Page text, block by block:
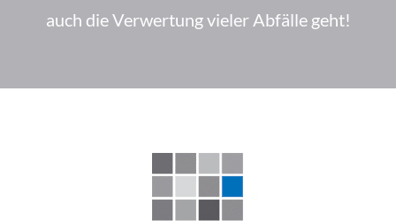
auch die Verwertung vieler Abfälle geht!